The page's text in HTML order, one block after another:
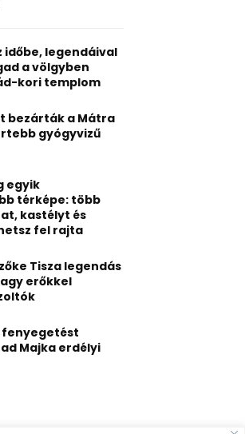
H
időbe, legendáival
a völgyben
kori templom
bezárták a Mátra
gyógyvizű
egyik
térképe: több
kastélyt és
fel rajta
Tisza legendás
erőkkel
fenyegetést
Majka erdélyi